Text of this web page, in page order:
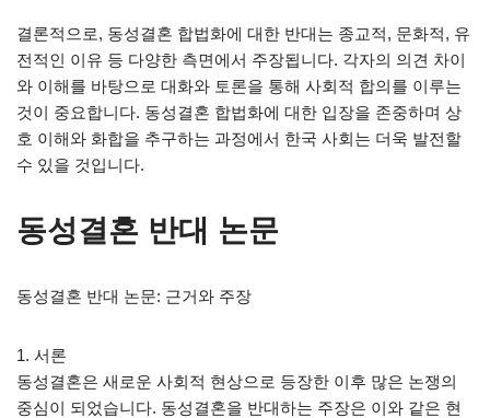
결론적으로, 동성결혼 합법화에 대한 반대는 종교적, 문화적, 유
전적인 이유 등 다양한 측면에서 주장됩니다. 각자의 의견 차이
와 이해를 바탕으로 대화와 토론을 통해 사회적 합의를 이루는
것이 중요합니다. 동성결혼 합법화에 대한 입장을 존중하며 상
호 이해와 화합을 추구하는 과정에서 한국 사회는 더욱 발전할
수 있을 것입니다.
동성결혼 반대 논문
동성결혼 반대 논문: 근거와 주장
1. 서론
동성결혼은 새로운 사회적 현상으로 등장한 이후 많은 논쟁의
중심이 되었습니다. 동성결혼을 반대하는 주장은 이와 같은 현